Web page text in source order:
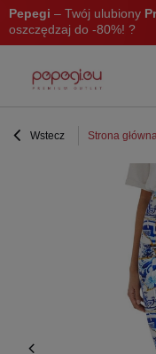
Pepegi – Twój ulubiony
oszczędzaj do -80%! ?
Wstecz Strona